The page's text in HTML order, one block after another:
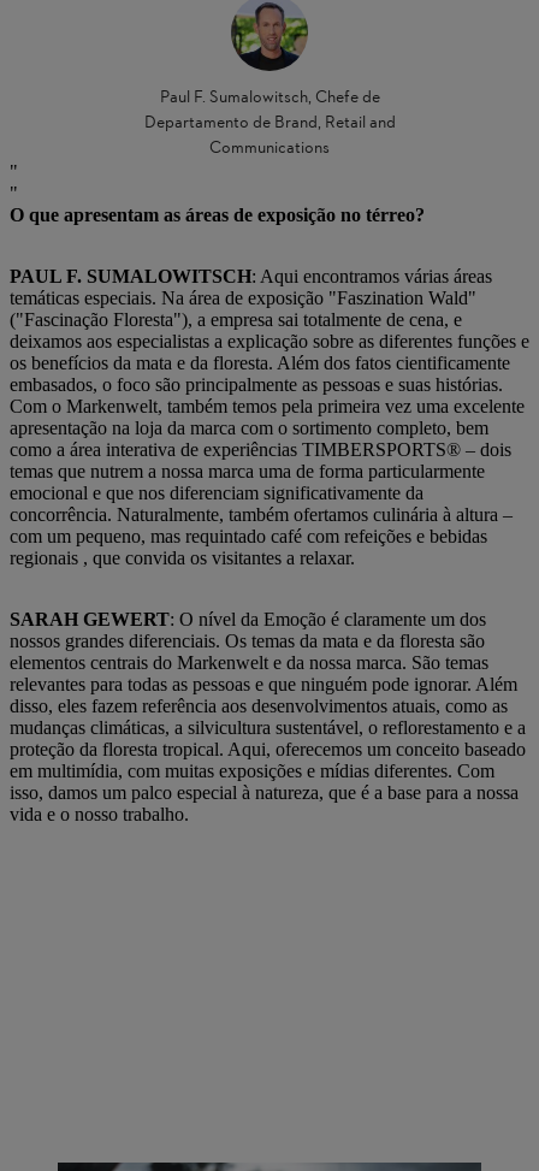
Paul F. Sumalowitsch, Chefe de
Departamento de Brand, Retail and
Communications
O que apresentam as áreas de exposição no térreo?
PAUL F. SUMALOWITSCH: Aqui encontramos várias áreas
temáticas especiais. Na área de exposição "Faszination Wald"
("Fascinação Floresta"), a empresa sai totalmente de cena, e
deixamos aos especialistas a explicação sobre as diferentes funções e
os benefícios da mata e da floresta. Além dos fatos cientificamente
embasados, o foco são principalmente as pessoas e suas histórias.
Com o Markenwelt, também temos pela primeira vez uma excelente
apresentação na loja da marca com o sortimento completo, bem
como a área interativa de experiências TIMBERSPORTS® – dois
temas que nutrem a nossa marca uma de forma particularmente
emocional e que nos diferenciam significativamente da
concorrência. Naturalmente, também ofertamos culinária à altura –
com um pequeno, mas requintado café com refeições e bebidas
regionais , que convida os visitantes a relaxar.
SARAH GEWERT: O nível da Emoção é claramente um dos
nossos grandes diferenciais. Os temas da mata e da floresta são
elementos centrais do Markenwelt e da nossa marca. São temas
relevantes para todas as pessoas e que ninguém pode ignorar. Além
disso, eles fazem referência aos desenvolvimentos atuais, como as
mudanças climáticas, a silvicultura sustentável, o reflorestamento e a
proteção da floresta tropical. Aqui, oferecemos um conceito baseado
em multimídia, com muitas exposições e mídias diferentes. Com
isso, damos um palco especial à natureza, que é a base para a nossa
vida e o nosso trabalho.